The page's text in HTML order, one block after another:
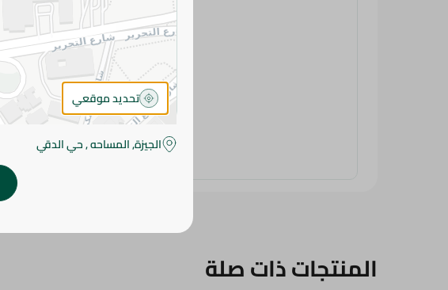
المنتجات ذات صلة
تحديد موقعي
الجيزة, المساحه , حي الدقي